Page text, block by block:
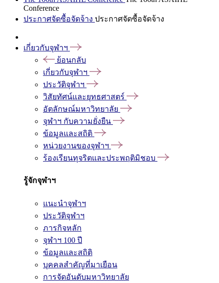
Conference
ประกาศจัดซื้อจัดจ้าง ประกาศจัดซื้อจัดจ้าง
เกี่ยวกับจุฬาฯ
ย้อนกลับ
เกี่ยวกับจุฬาฯ
ประวัติจุฬาฯ
วิสัยทัศน์และยุทธศาสตร์
อัตลักษณ์มหาวิทยาลัย
จุฬาฯ กับความยั่งยืน
ข้อมูลและสถิติ
หน่วยงานของจุฬาฯ
ร้องเรียนทุจริตและประพฤติมิชอบ
รู้จักจุฬาฯ
แนะนำจุฬาฯ
ประวัติจุฬาฯ
ภารกิจหลัก
จุฬาฯ 100 ปี
ข้อมูลและสถิติ
บุคคลสำคัญที่มาเยือน
การจัดอันดับมหาวิทยาลัย